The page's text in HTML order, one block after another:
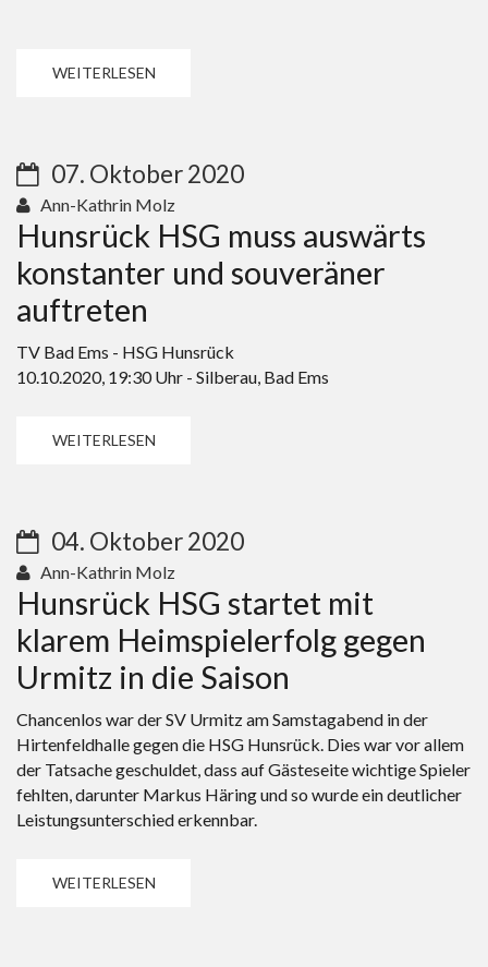
WEITERLESEN
07. Oktober 2020
Ann-Kathrin Molz
Hunsrück HSG muss auswärts
konstanter und souveräner
auftreten
TV Bad Ems - HSG Hunsrück
10.10.2020, 19:30 Uhr - Silberau, Bad Ems
WEITERLESEN
04. Oktober 2020
Ann-Kathrin Molz
Hunsrück HSG startet mit
klarem Heimspielerfolg gegen
Urmitz in die Saison
Chancenlos war der SV Urmitz am Samstagabend in der
Hirtenfeldhalle gegen die HSG Hunsrück. Dies war vor allem
der Tatsache geschuldet, dass auf Gästeseite wichtige Spieler
fehlten, darunter Markus Häring und so wurde ein deutlicher
Leistungsunterschied erkennbar.
WEITERLESEN